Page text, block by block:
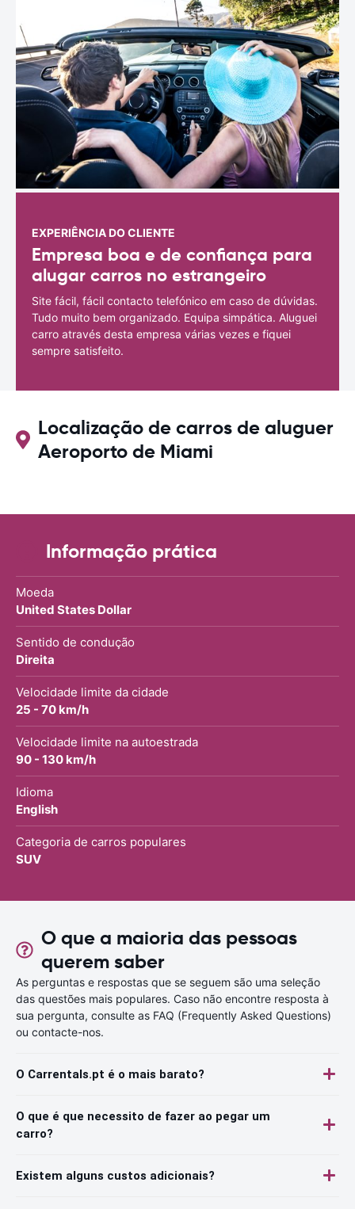
EXPERIÊNCIA DO CLIENTE
Empresa boa e de confiança para
alugar carros no estrangeiro
Site fácil, fácil contacto telefónico em caso de dúvidas.
Tudo muito bem organizado. Equipa simpática. Aluguei
carro através desta empresa várias vezes e fiquei
sempre satisfeito.
Localização de carros de aluguer
Aeroporto de Miami
Informação prática
Moeda
United States Dollar
Sentido de condução
Direita
Velocidade limite da cidade
25 - 70 km/h
Velocidade limite na autoestrada
90 - 130 km/h
Idioma
English
Categoria de carros populares
SUV
O que a maioria das pessoas
querem saber
As perguntas e respostas que se seguem são uma seleção
das questões mais populares. Caso não encontre resposta à
sua pergunta, consulte as FAQ (Frequently Asked Questions)
ou contacte-nos.
O Carrentals.pt é o mais barato?
O que é que necessito de fazer ao pegar um
carro?
Existem alguns custos adicionais?